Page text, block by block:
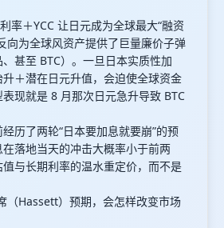
率＋YCC 让日元成为全球最大“融资
向为全球风资产提供了巨量廉价子弹
、甚至 BTC）。一旦日本实质性加
＋潜在日元升值，会迫使全球资金
现就是 8 月那次日元急升导致 BTC
历了两轮“日本要加息就要崩”的预
落地当天的冲击大概率小于前两
与长期利率的温水重定价，而不是
（Hassett）预期，会怎样改变市场